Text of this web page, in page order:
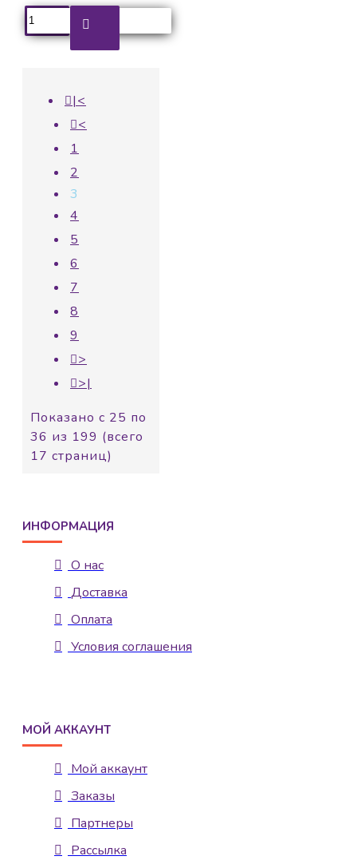
|<
<
1
2
3
4
5
6
7
8
9
>
>|
Показано с 25 по
36 из 199 (всего
17 страниц)
ИНФОРМАЦИЯ
О нас
Доставка
Оплата
Условия соглашения
МОЙ АККАУНТ
Мой аккаунт
Заказы
Партнеры
Рассылка